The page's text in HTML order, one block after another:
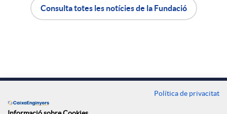
X
a
l
t
Consulta totes les notícies de la Fundació
Política de privacitat